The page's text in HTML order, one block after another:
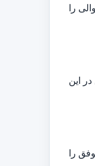
کردند. فعالیت ایشان در این اتحادیه ۲۵ سال در ۵ دوره متوالی را
این
را